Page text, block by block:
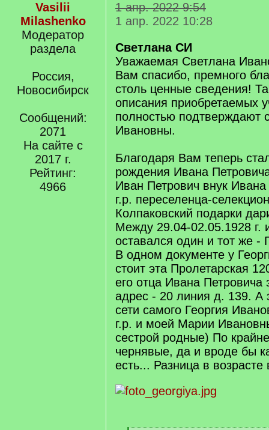
Vasilii
Milashenko
Модератор
раздела
Россия,
Новосибирск
Сообщений:
2071
На сайте с
2017 г.
Рейтинг:
4966
1 апр. 2022 9:54
1 апр. 2022 10:28
Светлана СИ
Уважаемая Светлана
Вам спасибо, премного
столь ценные сведения!
описания приобретаемых
полностью подтверждают
Ивановны.
Благодаря Вам теперь
рождения Ивана
Иван Петрович внук
г.р. переселенца-
Колпаковский подарки
Между 29.04-02.05.1928 г.
оставался один и тот же -
В одном документе у
стоит эта Пролетарская
его отца Ивана Петровича
адрес - 20 линия д. 139. А
сети самого Георгия
г.р. и моей Марии
сестрой родные) По
чернявые, да и вроде бы
есть... Разница в возрасте